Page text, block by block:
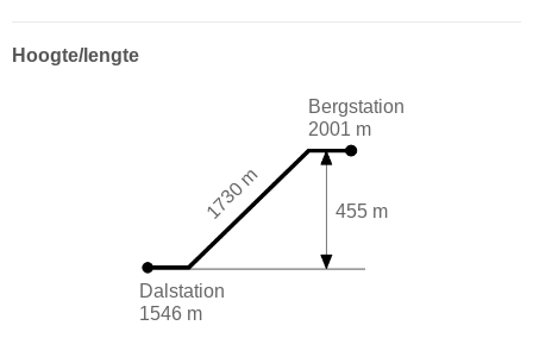
Hoogte/lengte
Dalstation
1546 m
Bergstation
2001 m
455 m
1730 m